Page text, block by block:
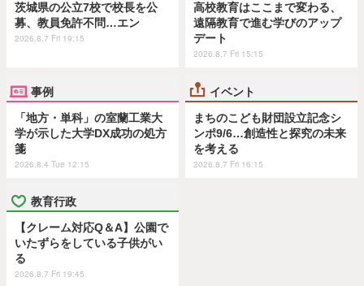
茨城県の公立7校で校長を公
募、教員免許不問…エン
2026.8.7 Fri 19:15
高校教育はここまで変わる、
遠隔教育で進む学びのアップ
デート
2026.8.7 Fri 15:15
事例
「地方・単科」の室蘭工業大
学が示した大学DX成功の処方
箋
2026.8.4 Tue 12:15
イベント
まちのこども財団設立記念シ
ンポ9/6…創造性と探究の未来
を考える
2026.8.7 Fri 16:15
教育行政
【クレーム対応Q＆A】公園で
いたずらをしている子供がい
る
2026.8.7 Fri 19:45